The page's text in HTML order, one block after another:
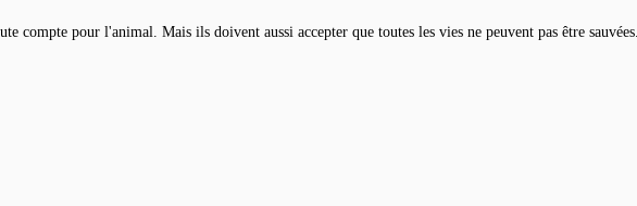
compte pour l'animal. Mais ils doivent aussi accepter que toutes les vies ne peuvent pas être sauvées.